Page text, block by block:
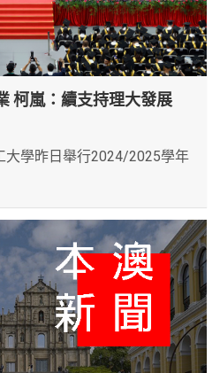
柯嵐：續支持理大發展
學昨日舉行2024/2025學年